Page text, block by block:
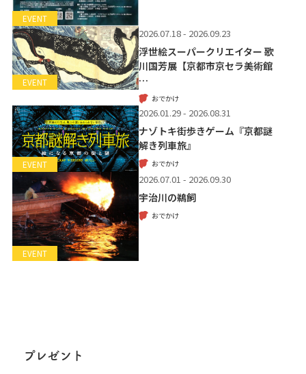
EVENT
EVENT
2026.07.18 - 2026.09.23
浮世絵スーパークリエイター 歌
川国芳展【京都市京セラ美術館
…
おでかけ
EVENT
2026.01.29 - 2026.08.31
ナゾトキ街歩きゲーム『京都謎
解き列車旅』
おでかけ
EVENT
2026.07.01 - 2026.09.30
宇治川の鵜飼
おでかけ
プレゼント